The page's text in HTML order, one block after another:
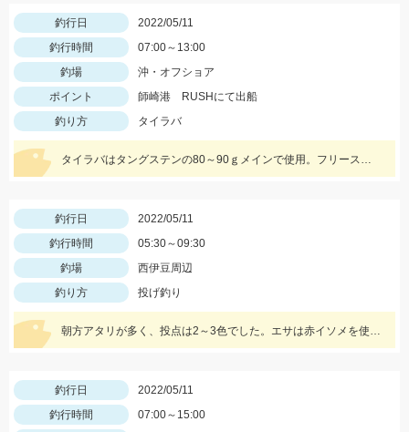
釣行日
2022/05/11
釣行時間
07:00～13:00
釣場
沖・オフショア
ポイント
師崎港 RUSHにて出船
釣り方
タイラバ
タイラバはタングステンの80～90ｇメインで使用。フリースライドタングステンの反応◎ボトムを丁寧に探ることがキモでした。
釣行日
2022/05/11
釣行時間
05:30～09:30
釣場
西伊豆周辺
釣り方
投げ釣り
朝方アタリが多く、投点は2～3色でした。エサは赤イソメを使用。
釣行日
2022/05/11
釣行時間
07:00～15:00